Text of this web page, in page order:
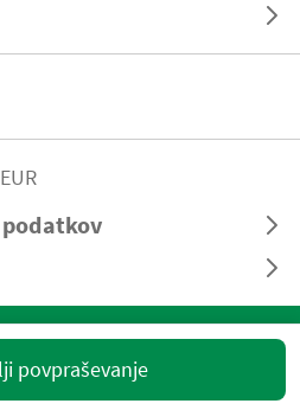
povpraševanje
Vse pravice pridržane. Vse
in tipografske napake so možne.